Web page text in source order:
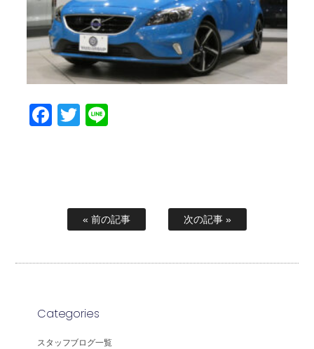
Facebook
Twitter
« 前の記事 次の記事 »
Categories
スタッフブログ一覧